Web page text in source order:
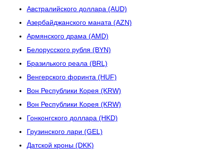
Австралийского доллара (AUD)
Азербайджанского маната (AZN)
Армянского драма (AMD)
Белорусского рубля (BYN)
Бразилького реала (BRL)
Венгерского форинта (HUF)
Вон Республики Корея (KRW)
Вон Республики Корея (KRW)
Гонконгского доллара (HKD)
Грузинского лари (GEL)
Датской кроны (DKK)